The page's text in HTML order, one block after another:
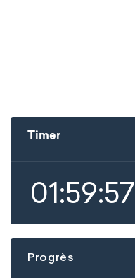
Timer
01:59:57
Progrès